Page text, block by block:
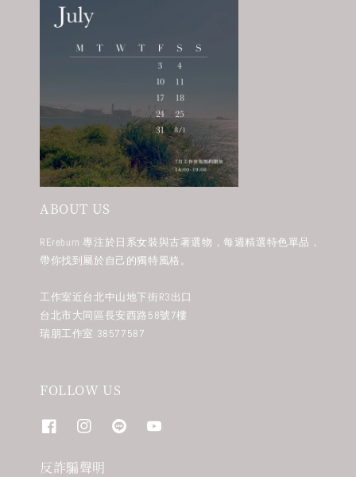
ABOUT US
REreburn 專注於日系女裝與古著選物，每週精選特色單品，
帶你找到屬於自己的獨特風格。
工作室近台北中山地下街R3出口
台北市大同區長安西路58號7樓
瑞朋工作室 38577587
FOLLOW US
反詐騙聲明